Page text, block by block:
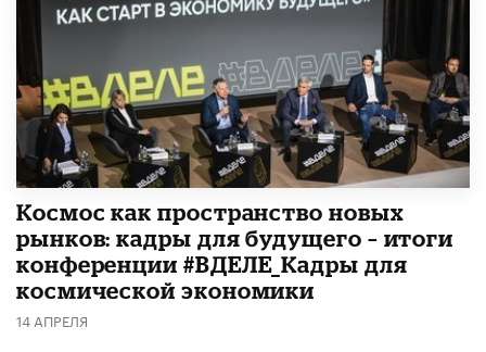
Космос как пространство новых
рынков: кадры для будущего – итоги
конференции #ВДЕЛЕ_Кадры для
космической экономики
14 АПРЕЛЯ